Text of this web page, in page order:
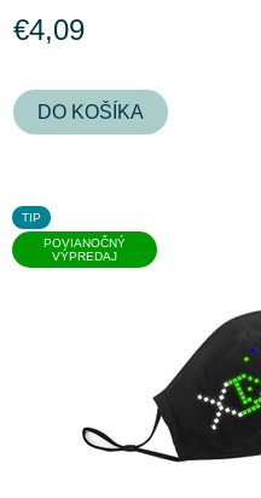
€4,09
DO KOŠÍKA
TIP
POVIANOČNÝ
VÝPREDAJ